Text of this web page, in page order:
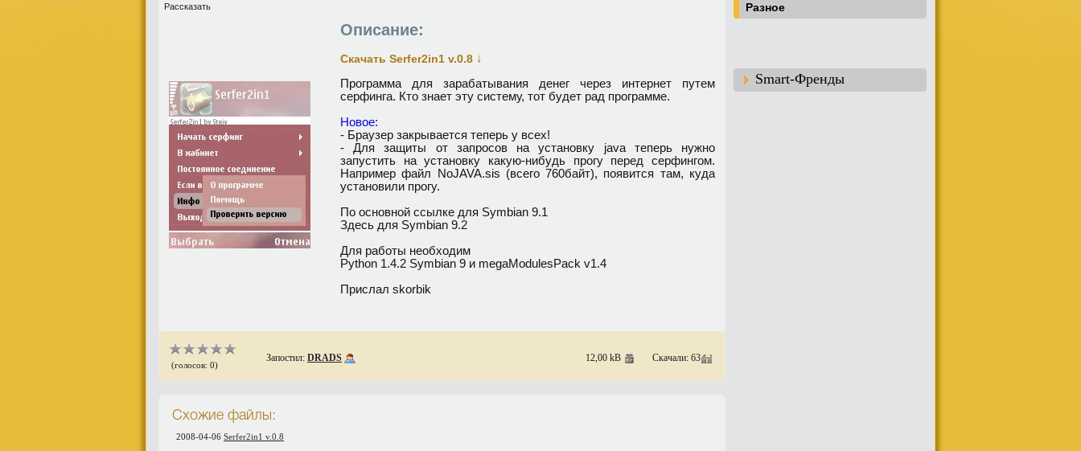
Рассказать
Описание:
Скачать Serfer2in1 v.0.8 ↓
Программа для зарабатывания денег через интернет путем
серфинга. Кто знает эту систему, тот будет рад программе.
Hoвoe:
- Бpayзep закрывается тeпepь y вcex!
- Для зaщиты oт зaпpocoв нa ycтaнoвкy java тeпepь нyжнo
зaпycтить нa ycтaнoвкy кaкyю-нибyдь пpoгy пepeд cepфингoм.
Haпpимep фaйл NoJAVA.sis (вceгo 760бaйт), пoявитcя тaм, кyдa
ycтaнoвили пpoгy.
По основной ссылке для Symbian 9.1
Здесь для Symbian 9.2
Для работы необходим
Python 1.4.2 Symbian 9 и megaModulesPack v1.4
Прислал skorbik
(голосов: 0)
Запостил: DRADS 12,00 kB Скачали: 63
Схожие файлы:
2008-04-06 Serfer2in1 v.0.8
Разное
Smart-Френды